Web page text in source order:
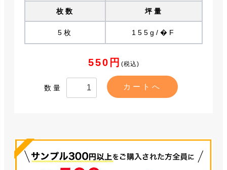
枚数
5枚
坪量
155g/�F
550円 (税込)
数量